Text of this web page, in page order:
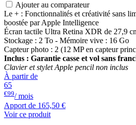
Ajouter au comparateur
Le + : Fonctionnalités et créativité sans
boostée par Apple Intelligence
Écran tactile Ultra Retina XDR de 27,9
Stockage : 2 To - Mémoire vive : 16 Go
Capteur photo : 2 (12 MP en capteur
Inclus : Garantie casse et vol sans
Clavier et stylet Apple pencil non inclus
À partir de
65
€99/ mois
Apport de 165,50 €
Voir ce produit